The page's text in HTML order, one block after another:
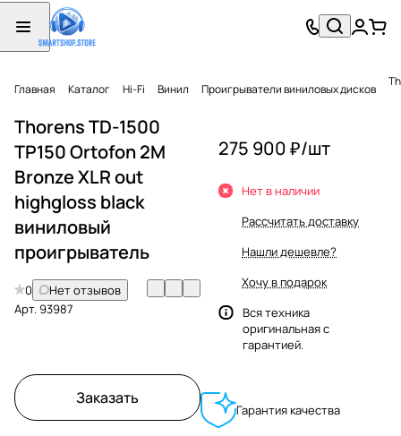
Главная Каталог Hi-Fi Винил Проигрыватели виниловых дисков
Thorens TD-1500
TP150 Ortofon 2M
Bronze XLR out
highgloss black
виниловый
проигрыватель
0
Нет отзывов
Арт.93987
Заказать
275 900 ₽/шт
Нет в наличии
Рассчитать доставку
Нашли дешевле?
Хочу в подарок
Вся техника
оригинальная с
гарантией.
Гарантия качества